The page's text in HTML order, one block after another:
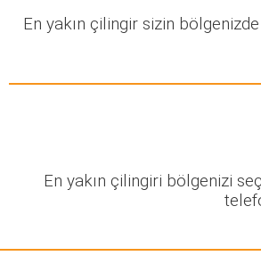
En yakın çilingir sizin
En yakın çilingiri bölgenizi